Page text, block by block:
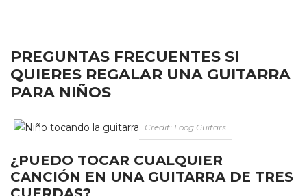
PREGUNTAS FRECUENTES SI
QUIERES REGALAR UNA GUITARRA
PARA NIÑOS
Credit: Loog Guitars
¿PUEDO TOCAR CUALQUIER
CANCIÓN EN UNA GUITARRA DE TRES